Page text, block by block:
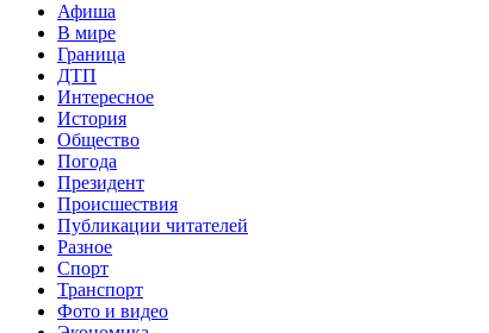
Афиша
В мире
Граница
ДТП
Интересное
История
Общество
Погода
Президент
Происшествия
Публикации читателей
Разное
Спорт
Транспорт
Фото и видео